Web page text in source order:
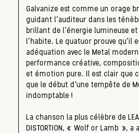
Galvanize est comme un orage
guidant l’auditeur dans les
brillant de l’énergie lumineuse
l’habite. Le quatuor prouve qu’il
adéquation avec le Metal
performance créative,
et émotion pure. Il est clair que
que le début d’une tempête de
indomptable !
La chanson la plus célèbre de
DISTORTION, « Wolf or Lamb », a